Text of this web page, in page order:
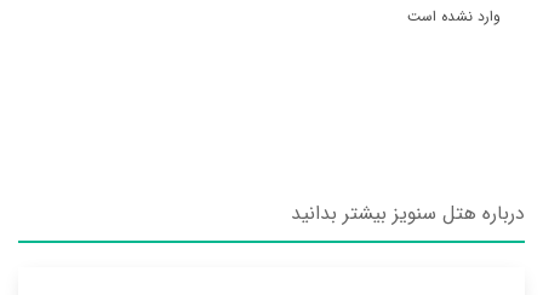
وارد نشده است
درباره هتل سنویز بیشتر بدانید